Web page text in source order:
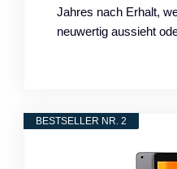
Jahres nach Erhalt,
neuwertig aussieht
BESTSELLER NR. 2